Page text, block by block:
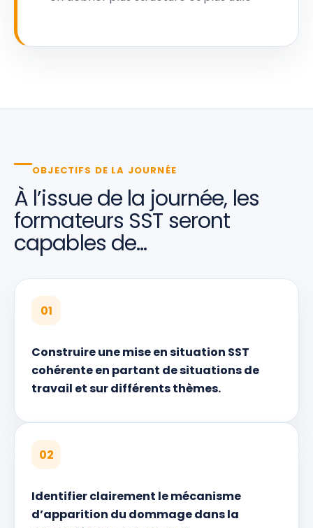
OBJECTIFS DE LA JOURNÉE
À l’issue de la journée, les
formateurs SST seront
capables de…
01
Construire une mise en situation SST
cohérente en partant de situations de
travail et sur différents thèmes.
02
Identifier clairement le mécanisme
d’apparition du dommage dans la